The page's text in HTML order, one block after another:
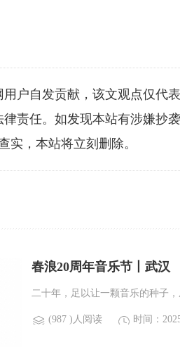
户自发贡献，该文观点仅代
责任。如发现本站有涉嫌抄
实，本站将立刻删除。
春浪20周年音乐节丨武汉
二十年，足以让一颗音乐的种子
(987 )人阅读 时间：